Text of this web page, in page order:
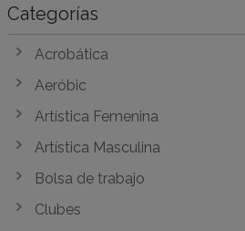
Categorías
Acrobática
Aeróbic
Artística Femenina
Artística Masculina
Bolsa de trabajo
Clubes